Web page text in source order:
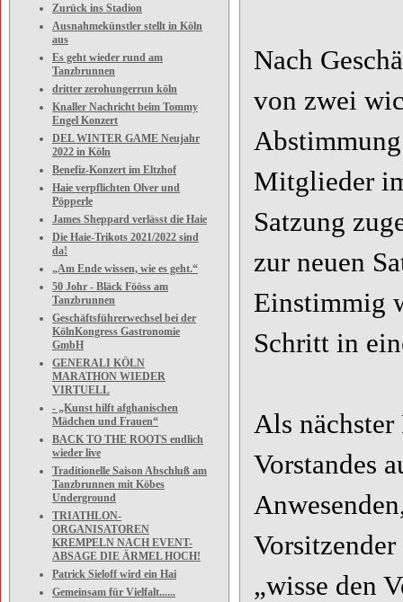
Zurück ins Stadion
Ausnahmekünstler stellt in Köln
aus
Es geht wieder rund am
Tanzbrunnen
dritter zerohungerrun köln
Knaller Nachricht beim Tommy
Engel Konzert
DEL WINTER GAME Neujahr
2022 in Köln
Benefiz-Konzert im Eltzhof
Haie verpflichten Olver und
Pöpperle
James Sheppard verlässt die Haie
Die Haie-Trikots 2021/2022 sind
da!
„Am Ende wissen, wie es geht.“
50 Johr - Bläck Fööss am
Tanzbrunnen
Geschäftsführerwechsel bei der
KölnKongress Gastronomie
GmbH
GENERALI KÖLN
MARATHON WIEDER
VIRTUELL
- „Kunst hilft afghanischen
Mädchen und Frauen“
BACK TO THE ROOTS endlich
wieder live
Traditionelle Saison Abschluß am
Tanzbrunnen mit Köbes
Underground
TRIATHLON-
ORGANISATOREN
KREMPELN NACH EVENT-
ABSAGE DIE ÄRMEL HOCH!
Patrick Sieloff wird ein Hai
Gemeinsam für Vielfalt......
Nach
von zwei
Mitglieder
Satzung
zur neuen
Einstimmig
Schritt in
Als nächster
Vorstandes
„wisse den